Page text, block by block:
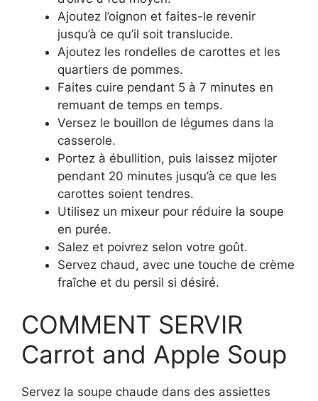
Ajoutez l’oignon et faites-le revenir
jusqu’à ce qu’il soit translucide.
Ajoutez les rondelles de carottes et les
quartiers de pommes.
Faites cuire pendant 5 à 7 minutes en
remuant de temps en temps.
Versez le bouillon de légumes dans la
casserole.
Portez à ébullition, puis laissez mijoter
pendant 20 minutes jusqu’à ce que les
carottes soient tendres.
Utilisez un mixeur pour réduire la soupe
en purée.
Salez et poivrez selon votre goût.
Servez chaud, avec une touche de crème
fraîche et du persil si désiré.
COMMENT SERVIR
Carrot and Apple Soup
Servez la soupe chaude dans des assiettes